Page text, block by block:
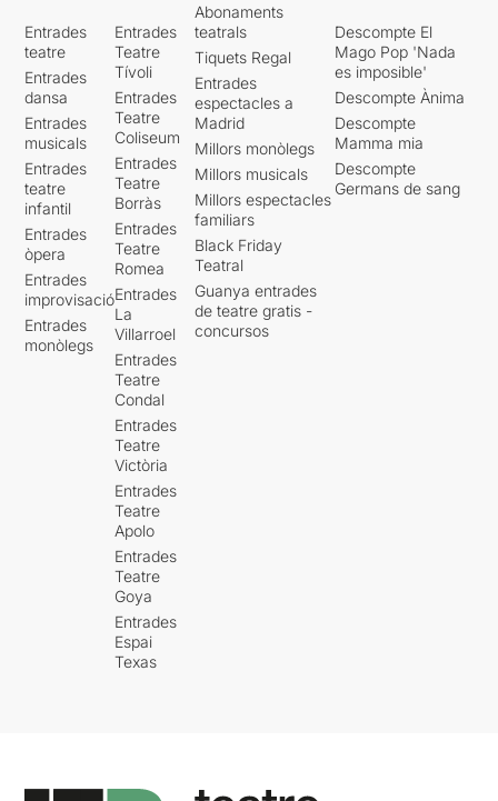
Entrades
teatre
Entrades
dansa
Entrades
musicals
Entrades
teatre
infantil
Entrades
òpera
Entrades
improvisació
Entrades
monòlegs
Entrades
Teatre
Tívoli
Entrades
Teatre
Coliseum
Entrades
Teatre
Borràs
Entrades
Teatre
Romea
Entrades
La
Villarroel
Entrades
Teatre
Condal
Entrades
Teatre
Victòria
Entrades
Teatre
Apolo
Entrades
Teatre
Goya
Entrades
Espai
Texas
Abonaments
teatrals
Tiquets Regal
Entrades
espectacles a
Madrid
Millors monòlegs
Millors musicals
Millors espectacles
familiars
Black Friday
Teatral
Guanya entrades
de teatre gratis -
concursos
Descompte El
Mago Pop 'Nada
es imposible'
Descompte Ànima
Descompte
Mamma mia
Descompte
Germans de sang